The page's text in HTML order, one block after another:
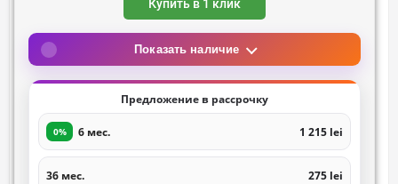
Купить в 1 клик
Показать наличие
Предложение в рассрочку
0% 6 мес. 1 215 lei
36 мес. 275 lei